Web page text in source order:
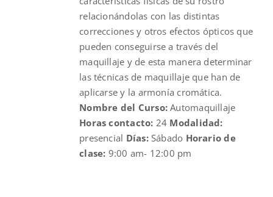
relacionándolas con las distintas
correcciones y otros efectos ópticos que
pueden conseguirse a través del
maquillaje y de esta manera determinar
las técnicas de maquillaje que han de
aplicarse y la armonía cromática.
Nombre del Curso:Automaquillaje
Horas contacto: 24 Modalidad:
presencial Días:Sábado Horario de
clase: 9:00 am- 12:00 pm